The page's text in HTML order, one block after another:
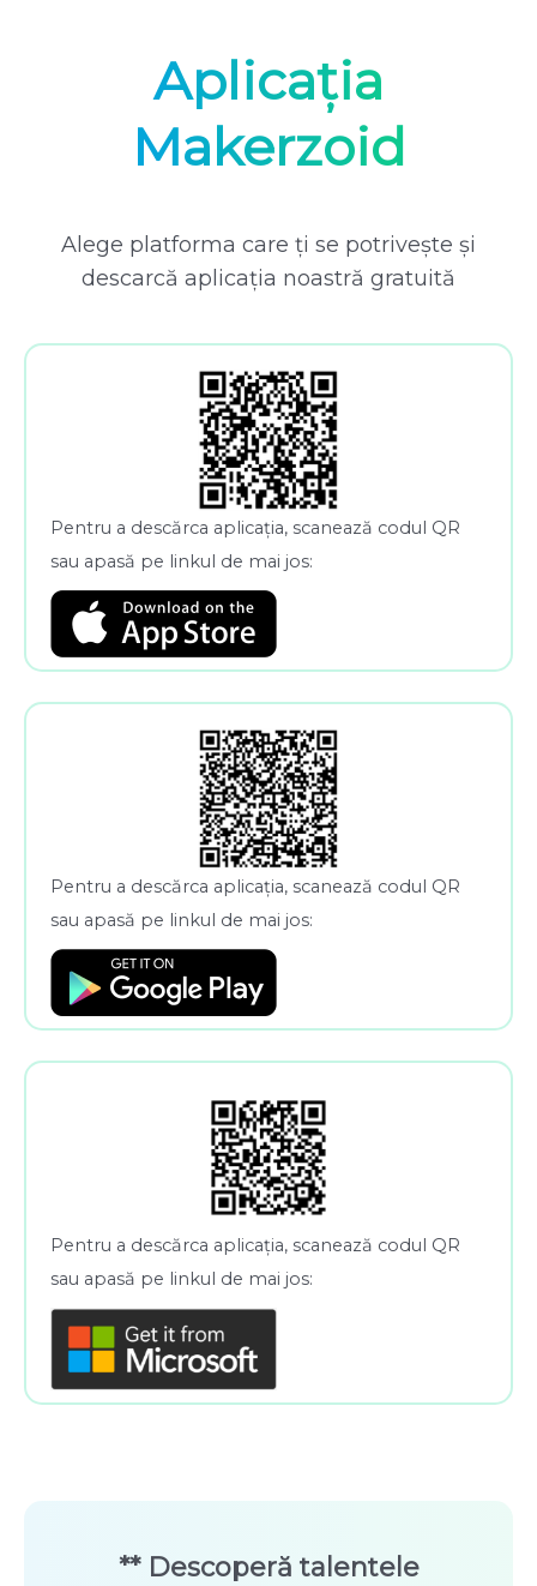
Aplicația
Makerzoid
Alege platforma care ți se potrivește și
descarcă aplicația noastră gratuită
Pentru a descărca aplicația, scanează codul QR
sau apasă pe linkul de mai jos:
Pentru a descărca aplicația, scanează codul QR
sau apasă pe linkul de mai jos:
Pentru a descărca aplicația, scanează codul QR
sau apasă pe linkul de mai jos:
** Descoperă talentele